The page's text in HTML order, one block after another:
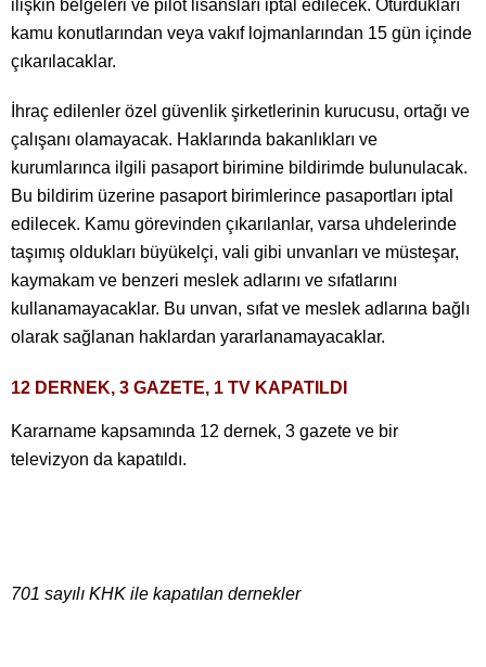
ilişkin belgeleri ve pilot lisansları iptal edilecek. Oturdukları
kamu konutlarından veya vakıf lojmanlarından 15 gün içinde
çıkarılacaklar.
İhraç edilenler özel güvenlik şirketlerinin kurucusu, ortağı ve
çalışanı olamayacak. Haklarında bakanlıkları ve
kurumlarınca ilgili pasaport birimine bildirimde bulunulacak.
Bu bildirim üzerine pasaport birimlerince pasaportları iptal
edilecek. Kamu görevinden çıkarılanlar, varsa uhdelerinde
taşımış oldukları büyükelçi, vali gibi unvanları ve müsteşar,
kaymakam ve benzeri meslek adlarını ve sıfatlarını
kullanamayacaklar. Bu unvan, sıfat ve meslek adlarına bağlı
olarak sağlanan haklardan yararlanamayacaklar.
12 DERNEK, 3 GAZETE, 1 TV KAPATILDI
Kararname kapsamında 12 dernek, 3 gazete ve bir
televizyon da kapatıldı.
701 sayılı KHK ile kapatılan dernekler